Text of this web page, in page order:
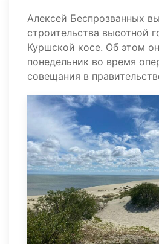
Алексей Беспрозванных
строительства высотной
Куршской косе. Об этом
понедельник во время
совещания в